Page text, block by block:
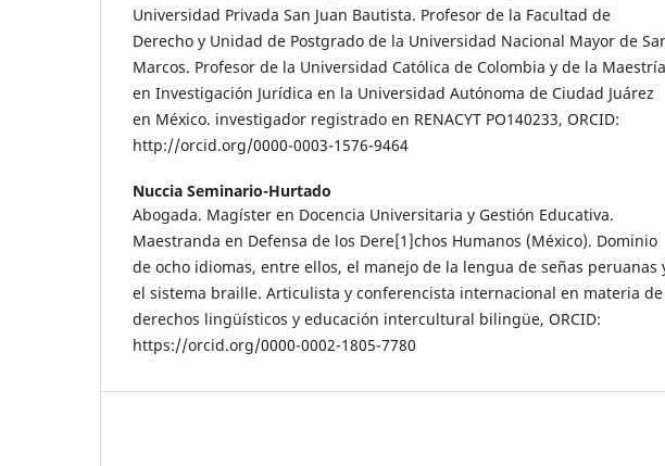
Universidad Privada San Juan Bautista. Profesor de la Facultad de
Derecho y Unidad de Postgrado de la Universidad Nacional Mayor de
Marcos. Profesor de la Universidad Católica de Colombia y de la Maestría
en Investigación Jurídica en la Universidad Autónoma de Ciudad Juárez
en México. investigador registrado en RENACYT PO140233, ORCID:
http://orcid.org/0000-0003-1576-9464
Nuccia Seminario-Hurtado
Abogada. Magíster en Docencia Universitaria y Gestión Educativa.
Maestranda en Defensa de los Dere[1]chos Humanos (México). Dominio
de ocho idiomas, entre ellos, el manejo de la lengua de señas peruanas
el sistema braille. Articulista y conferencista internacional en materia de
derechos lingüísticos y educación intercultural bilingüe, ORCID:
https://orcid.org/0000-0002-1805-7780